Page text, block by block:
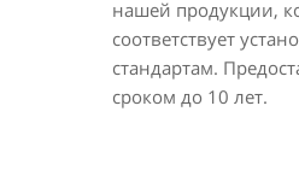
нашей продукции,
соответствует
стандартам.
сроком до 10 лет.